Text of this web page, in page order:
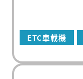
ETC車載機